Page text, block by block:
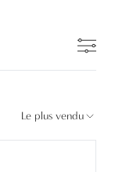
Le plus vendu